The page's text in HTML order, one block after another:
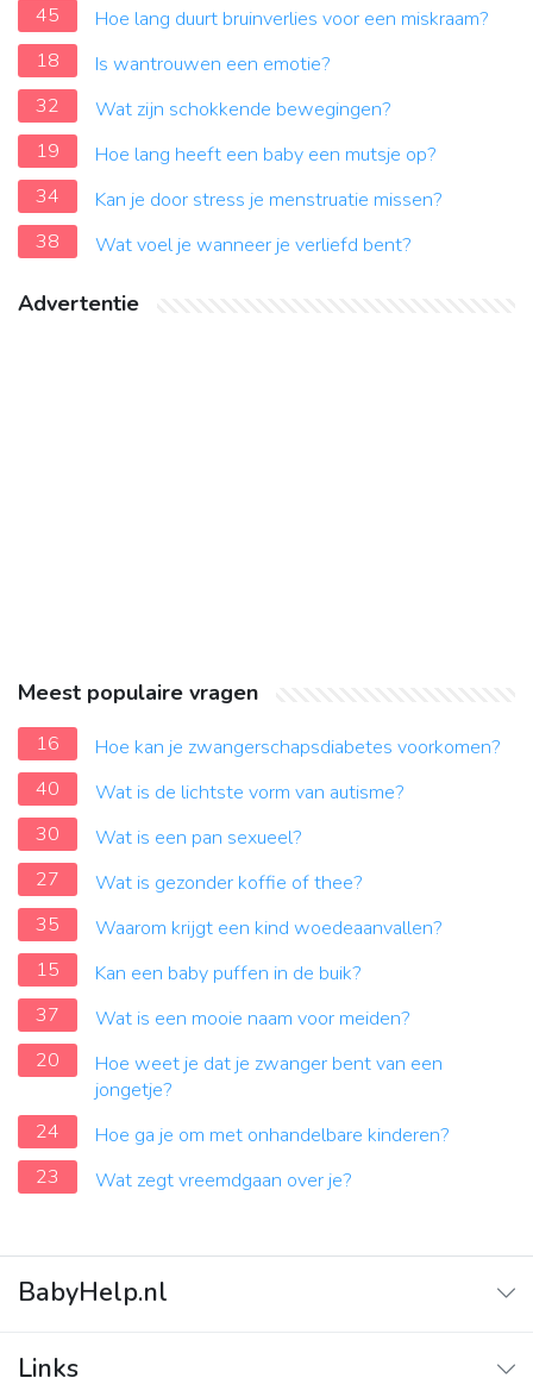
45
Hoe lang duurt bruinverlies voor een miskraam?
18
Is wantrouwen een emotie?
32
Wat zijn schokkende bewegingen?
19
Hoe lang heeft een baby een mutsje op?
34
Kan je door stress je menstruatie missen?
38
Wat voel je wanneer je verliefd bent?
Advertentie
Meest populaire vragen
16
Hoe kan je zwangerschapsdiabetes voorkomen?
40
Wat is de lichtste vorm van autisme?
30
Wat is een pan sexueel?
27
Wat is gezonder koffie of thee?
35
Waarom krijgt een kind woedeaanvallen?
15
Kan een baby puffen in de buik?
37
Wat is een mooie naam voor meiden?
20
Hoe weet je dat je zwanger bent van een
jongetje?
24
Hoe ga je om met onhandelbare kinderen?
23
Wat zegt vreemdgaan over je?
BabyHelp.nl
Links